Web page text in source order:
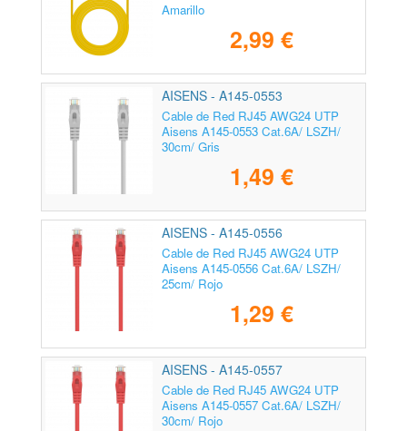
Amarillo
2,99 €
AISENS - A145-0553
Cable de Red RJ45 AWG24 UTP
Aisens A145-0553 Cat.6A/ LSZH/
30cm/ Gris
1,49 €
AISENS - A145-0556
Cable de Red RJ45 AWG24 UTP
Aisens A145-0556 Cat.6A/ LSZH/
25cm/ Rojo
1,29 €
AISENS - A145-0557
Cable de Red RJ45 AWG24 UTP
Aisens A145-0557 Cat.6A/ LSZH/
30cm/ Rojo